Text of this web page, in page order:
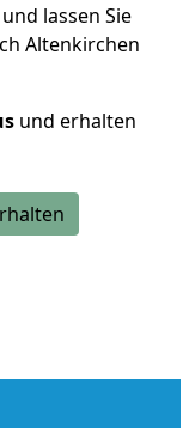
lassen Sie
Altenkirchen
und erhalten